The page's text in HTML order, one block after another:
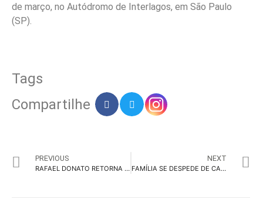
de março, no Autódromo de Interlagos, em São Paulo
(SP).
Tags
Compartilhe
PREVIOUS
RAFAEL DONATO RETORNA À OGILVY BRASIL COMO CCO
NEXT
FAMÍLIA SE DESPEDE DE CARLOS HENRIQUE DE ALMEIDA SANTOS, UM BENFEITOR DA PUBLICIDADE